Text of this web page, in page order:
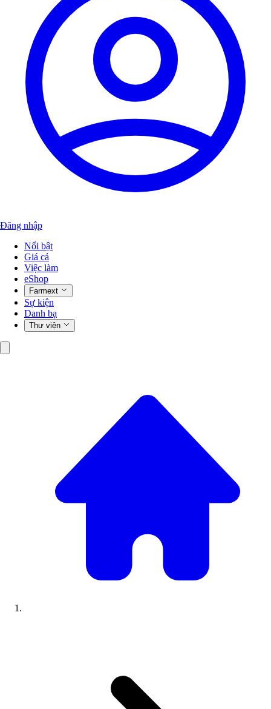
Đăng nhập
Nổi bật
Giá cả
Việc làm
eShop
Farmext
Sự kiện
Danh bạ
Thư viện